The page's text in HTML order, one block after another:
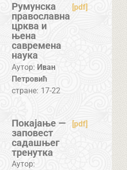
Румунска
православна
црква и
њена
савремена
наука
[pdf]
Аутор: Иван
Петровић
стране: 17-22
Покајање —
заповест
садашњег
тренутка
[pdf]
Аутор: